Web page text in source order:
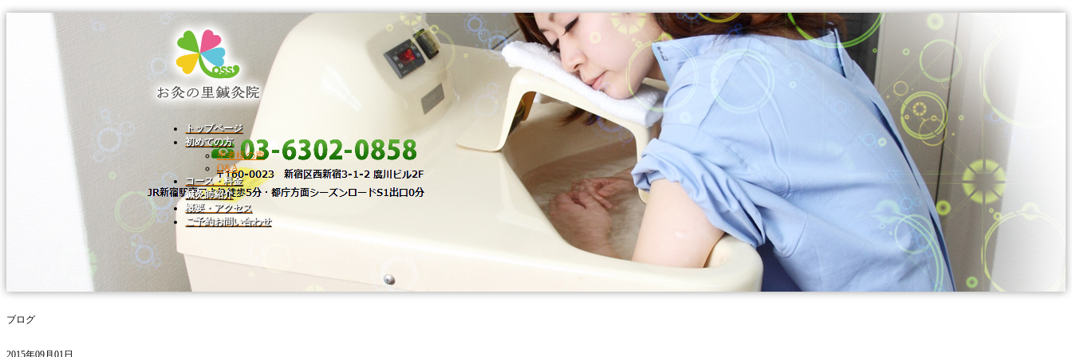
トップページ
初めての方
患者様の声
Q&A
コース・料金
鍼灸師紹介
概要・アクセス
ご予約お問い合わせ
ブログ
2015年09月01日